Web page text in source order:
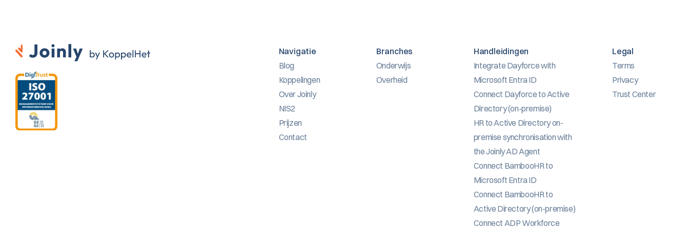
Navigatie
Blog
Koppelingen
Over Joinly
NIS2
Prijzen
Contact
Branches
Onderwijs
Overheid
Handleidingen
Integrate Dayforce with
Microsoft Entra ID
Connect Dayforce to Active
Directory (on-premise)
HR to Active Directory on-
premise synchronisation with
the Joinly AD Agent
Connect BambooHR to
Microsoft Entra ID
Connect BambooHR to
Active Directory (on-premise)
Connect ADP Workforce
Legal
Terms
Privacy
Trust Center